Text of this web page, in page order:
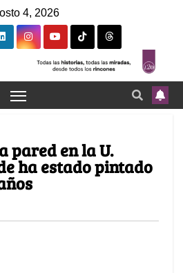
4, 2026
pared en la U.
ha estado pintado